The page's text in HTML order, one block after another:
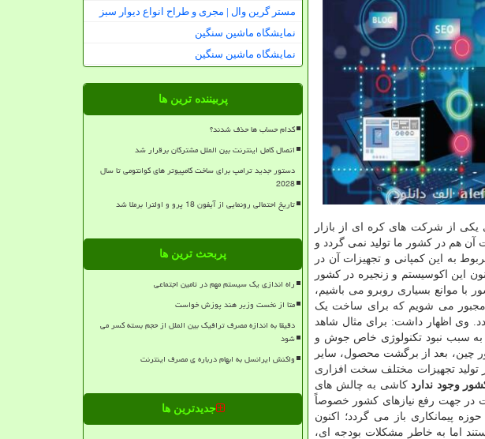
تکنولوژی در این عرصه صورت نمی گیرد. وی با اشاره به سهم بالای ۵۰ درصدی یکی از شرکت های کره ای از بازار
آن هم در کشور ما تولید نمی گردد و
به این کمپانی و تجهیزات آن در
این اکوسیستم و زنجیره در کشور
با موانع بسیاری روبرو می باشیم،
مجبور می شویم که برای ساخت یک
وی اظهار داشت: برای مثال شاهد
به سبب نبود تکنولوژی خاص جوش و
چین، بعد از برگشت محصول، سایر
تولید تجهیزات مختلف سخت افزاری
وجود نداردکاشی به چالش های
در جهت رفع نیازهای کشور خصوصاً
پیمانکاری باز می گردد؛ اکنون
اما به خاطر مشکلات بودجه ای،
مستر گرین وال | مجری و طراح انواع دیوار سبز
نمایشگاه ماشین سنگین
نمایشگاه ماشین سنگین
پربیننده ترین ها
کدام حساب ها حذف شدند؟
اتصال کامل اینترنت بین الملل مشترکان برقرار شد
دستور جدید ترامپ برای ساخت کامپیوتر های کوانتومی تا سال
2028
تاریخ احتمالی رونمایی از آیفون 18 پرو و اولترا برملا شد
پربحث ترین ها
راه اندازی یک سیستم مهم در تامین اجتماعی
متا از نخست وزیر هند پوزش خواست
دقیقا به اندازه مصرف ترافیک بین الملل از حجم بسته کسر می
شود
واکنش ایرانسل به ابهام درباره ی مصرف اینترنت
جدیدترین ها